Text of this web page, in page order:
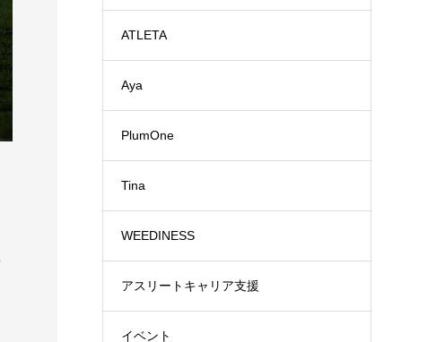
ATLETA
Aya
PlumOne
Tina
WEEDINESS
アスリートキャリア支援
イベント